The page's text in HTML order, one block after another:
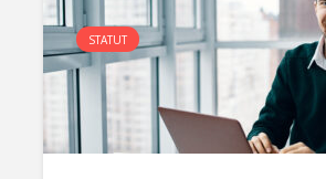
STATUT